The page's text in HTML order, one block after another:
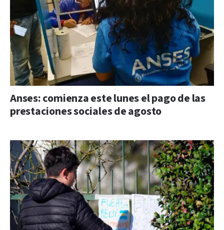
Anses: comienza este lunes el pago de las
prestaciones sociales de agosto